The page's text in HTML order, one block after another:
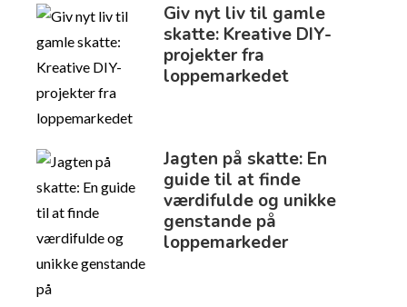
Giv nyt liv til gamle
skatte: Kreative DIY-
projekter fra
loppemarkedet
Jagten på skatte: En
guide til at finde
værdifulde og unikke
genstande på
loppemarkeder